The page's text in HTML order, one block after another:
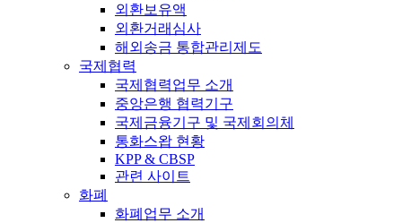
외환보유액
외환거래심사
해외송금 통합관리제도
국제협력
국제협력업무 소개
중앙은행 협력기구
국제금융기구 및 국제회의체
통화스왑 현황
KPP & CBSP
관련 사이트
화폐
화폐업무 소개